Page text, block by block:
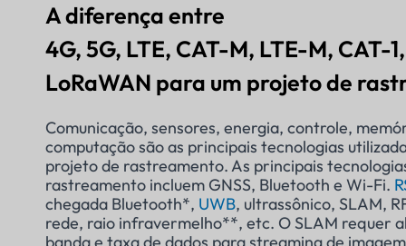
A diferença entre
4G, 5G, LTE, CAT-M, LTE-M, CAT-
LoRaWAN para um projeto de
Comunicação, sensores, energia, controle,
computação são as principais tecnologias
projeto de rastreamento. As principais
rastreamento incluem GNSS, Bluetooth e Wi-Fi.
chegada Bluetooth*, UWB, ultrassônico, SLAM,
rede, raio infravermelho**, etc. O SLAM requer